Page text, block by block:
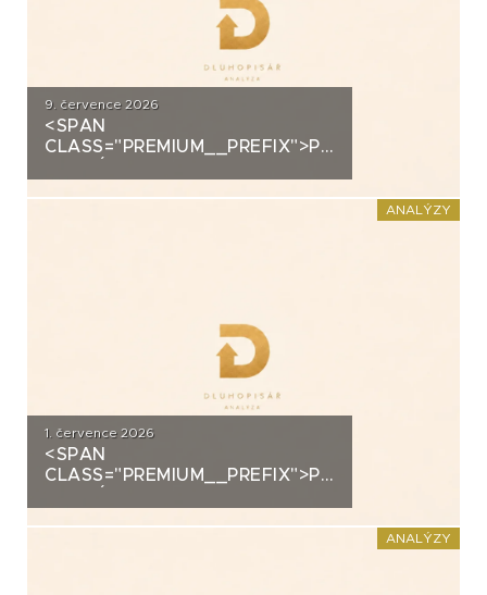
9. července 2026
<SPAN
CLASS="PREMIUM__PREFIX">PREMIUM</
ANALÝZY
1. července 2026
<SPAN
CLASS="PREMIUM__PREFIX">PREMIUM</
ANALÝZY